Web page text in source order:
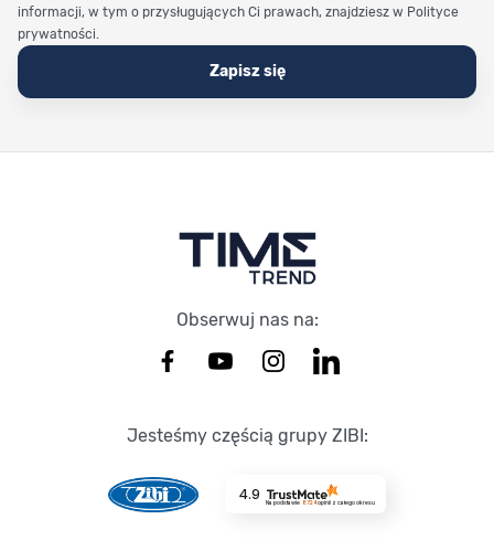
informacji, w tym o przysługujących Ci prawach, znajdziesz w Polityce
prywatności.
Zapisz się
Obserwuj nas na:
Jesteśmy częścią grupy ZIBI:
4.9
Na podstawie 8724opinii z całego okresu